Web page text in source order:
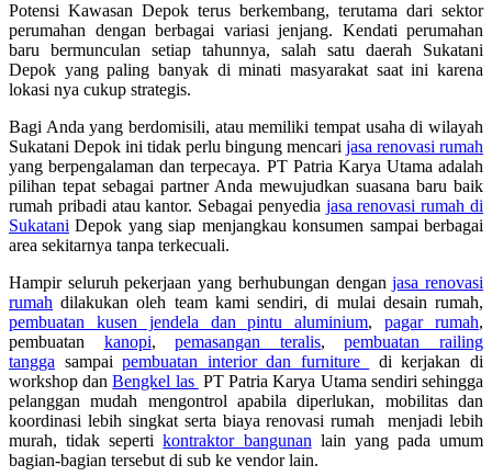
Potensi Kawasan Depok terus berkembang, terutama dari sektor
perumahan dengan berbagai variasi jenjang. Kendati perumahan
baru bermunculan setiap tahunnya, salah satu daerah Sukatani
Depok yang paling banyak di minati masyarakat saat ini karena
lokasi nya cukup strategis.
Bagi Anda yang berdomisili, atau memiliki tempat usaha di wilayah
Sukatani Depok ini tidak perlu bingung mencari jasa renovasi rumah
yang berpengalaman dan terpecaya. PT Patria Karya Utama adalah
pilihan tepat sebagai partner Anda mewujudkan suasana baru baik
rumah pribadi atau kantor. Sebagai penyedia jasa renovasi rumah di
Sukatani Depok yang siap menjangkau konsumen sampai berbagai
area sekitarnya tanpa terkecuali.
Hampir seluruh pekerjaan yang berhubungan denganjasa renovasi
rumah dilakukan oleh team kami sendiri, di mulai desain rumah,
pembuatan kusen jendela dan pintu aluminium,pagar rumah,
pembuatan kanopi,pemasangan teralis,pembuatan railing
tangga sampaipembuatan interior dan furniture
di kerjakan di
workshop danBengkel las PT Patria Karya Utama sendiri sehingga
pelanggan mudah mengontrol apabila diperlukan, mobilitas dan
koordinasi lebih singkat serta biaya renovasi rumah menjadi lebih
murah, tidak sepertikontraktor bangunan lain yang pada umum
bagian-bagian tersebut di sub ke vendor lain.